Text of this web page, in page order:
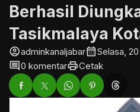
Berhasil
Tasikmalaya
account_circleadminkanaljabarcalendar_monthSelasa,
comment0 komentarprintCetak